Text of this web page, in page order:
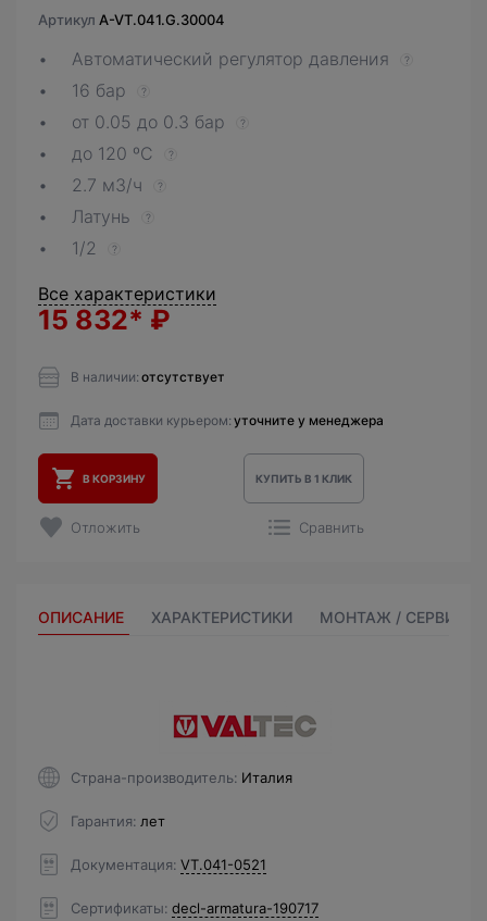
Артикул A-VT.041.G.30004
Автоматический регулятор давления ?
16 бар ?
от 0.05 до 0.3 бар ?
до 120 ºС ?
2.7 м3/ч ?
Латунь ?
1/2 ?
Все характеристики
15 832* ₽
В наличии: отсутствует
Дата доставки курьером: уточните у менеджера
В КОРЗИНУ КУПИТЬ В 1 КЛИК
Отложить Сравнить
ОПИСАНИЕ ХАРАКТЕРИСТИКИ МОНТАЖ / СЕРВИС
Страна-производитель Италия
Гарантия лет
Документация VT.041-0521
Сертификаты decl-armatura-190717